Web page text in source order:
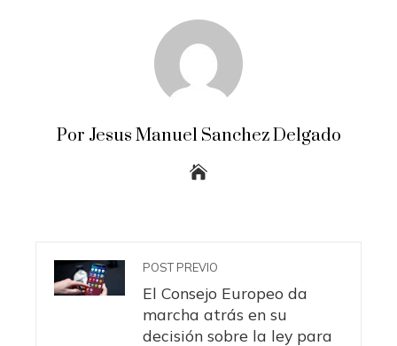
Por Jesus Manuel Sanchez Delgado
POST PREVIO
El Consejo Europeo da
marcha atrás en su
decisión sobre la ley para